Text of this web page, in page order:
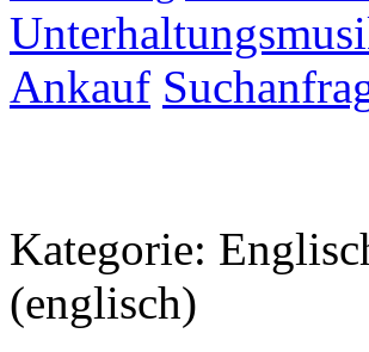
Ankauf
Kategorie:
(englisch)